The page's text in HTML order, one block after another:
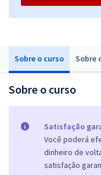
Sobre o curso Sobre
Sobre o curso
Satisfação
Você poderá
dinheiro de
satisfação